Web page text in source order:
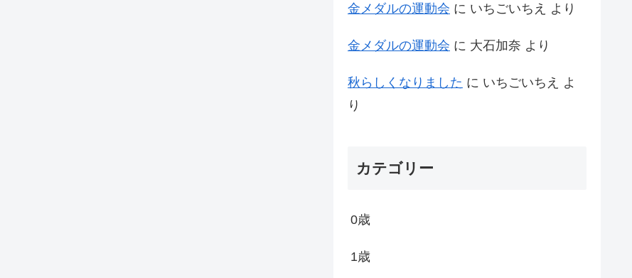
金メダルの運動会 に いちごいちえ より
金メダルの運動会 に 大石加奈 より
秋らしくなりました に いちごいちえ
よ
り
カテゴリー
0歳
1歳